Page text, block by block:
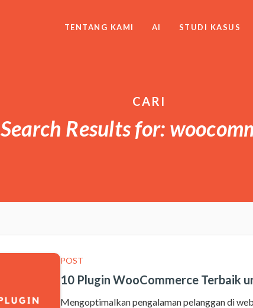
TENTANG KAMI AI STUDI KASUS
CARI
Search Results for:
POST
10 Plugin WooCommerce Terbaik
Mengoptimalkan pengalaman pelanggan di